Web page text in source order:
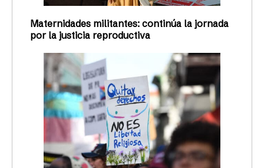
Maternidades militantes: continúa la jornada
por la justicia reproductiva